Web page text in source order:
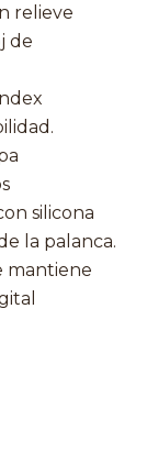
relieve
de
silicona
la palanca.
mantiene